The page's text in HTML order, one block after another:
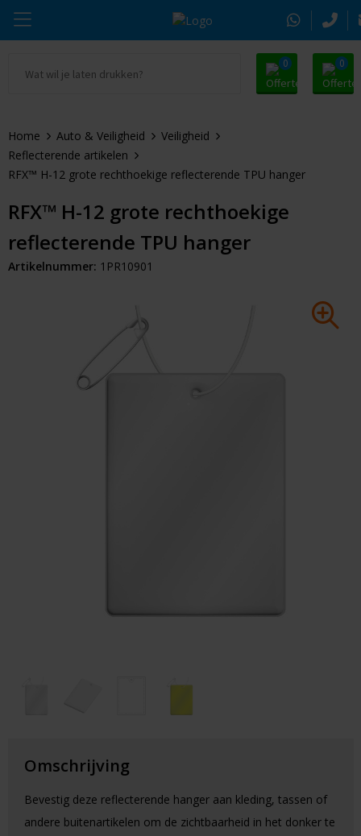
0 0
Drinkwaren
Kleding & Textiel
Tassen & Reizen
Elektronica & Gadgets
Sleutelhangers & Tools
Huis & Lifestyle
Alle promosnoepje
Zomer
Pasen
Kerst
Eindejaarsgeschenken
Thule
Moleskine
Alle merken
Home Auto & Veiligheid
Veiligheid
Reflecterende artikelen
RFX™ H-12 grote rechthoekige reflecterende TPU hanger
RFX™ H-12 grote rechthoekige
reflecterende TPU hanger
Artikelnummer: 1PR10901
Omschrijving
Bevestig deze reflecterende hanger aan kleding, tassen of
andere buitenartikelen om de zichtbaarheid in het donker te